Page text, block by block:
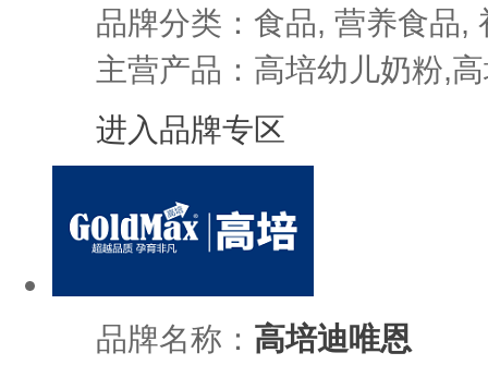
品牌分类：食品, 营养食品,
主营产品：高培幼儿奶粉,
进入品牌专区
品牌名称： 高培迪唯恩